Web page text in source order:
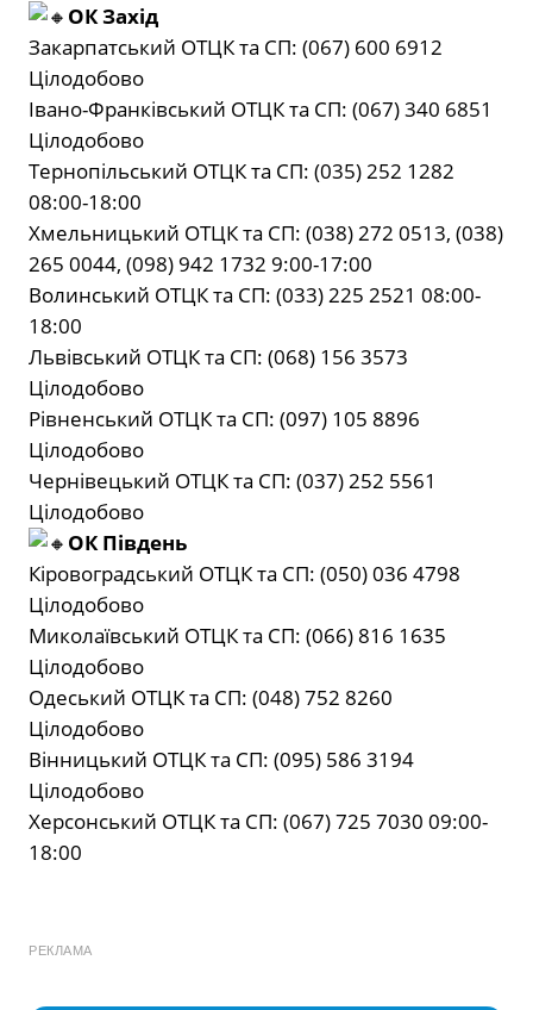
ОК Захід
Закарпатський ОТЦК та СП: (067) 600 6912
Цілодобово
Івано-Франківський ОТЦК та СП: (067) 340 6851
Цілодобово
Тернопільський ОТЦК та СП: (035) 252 1282
08:00-18:00
Хмельницький ОТЦК та СП: (038) 272 0513, (038)
265 0044, (098) 942 1732 9:00-17:00
Волинський ОТЦК та СП: (033) 225 2521 08:00-
18:00
Львівський ОТЦК та СП: (068) 156 3573
Цілодобово
Рівненський ОТЦК та СП: (097) 105 8896
Цілодобово
Чернівецький ОТЦК та СП: (037) 252 5561
Цілодобово
ОК Південь
Кіровоградський ОТЦК та СП: (050) 036 4798
Цілодобово
Миколаївський ОТЦК та СП: (066) 816 1635
Цілодобово
Одеський ОТЦК та СП: (048) 752 8260
Цілодобово
Вінницький ОТЦК та СП: (095) 586 3194
Цілодобово
Херсонський ОТЦК та СП: (067) 725 7030 09:00-
18:00
РЕКЛАМА